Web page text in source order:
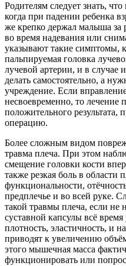
Родителям следует знать,
когда при падении ребенка
же крепко держал малыша за
во время надевания или
указывают такие симптомы,
пальпируемая головка
лучевой артерии, и в случае
делать самостоятельно, а
учреждение. Если
несвоевременно, то лечение
положительного результата,
операцию.
Более сложным видом
травма плеча. При этом
смещение головки кости
также резкая боль в области
функциональности,
предплечье и во всей руке.
такой травмы плеча, если не
суставной капсулы всё время
плотность, эластичность, и
приводят к увеличению
этого мышечная масса
функционировать или